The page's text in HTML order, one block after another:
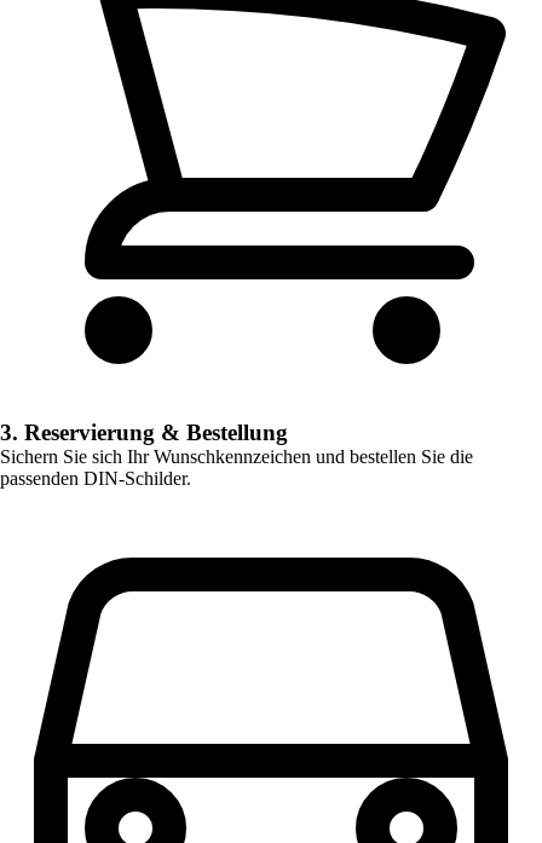
3. Reservierung & Bestellung
Sichern Sie sich Ihr Wunschkennzeichen und bestellen Sie die
passenden DIN-Schilder.